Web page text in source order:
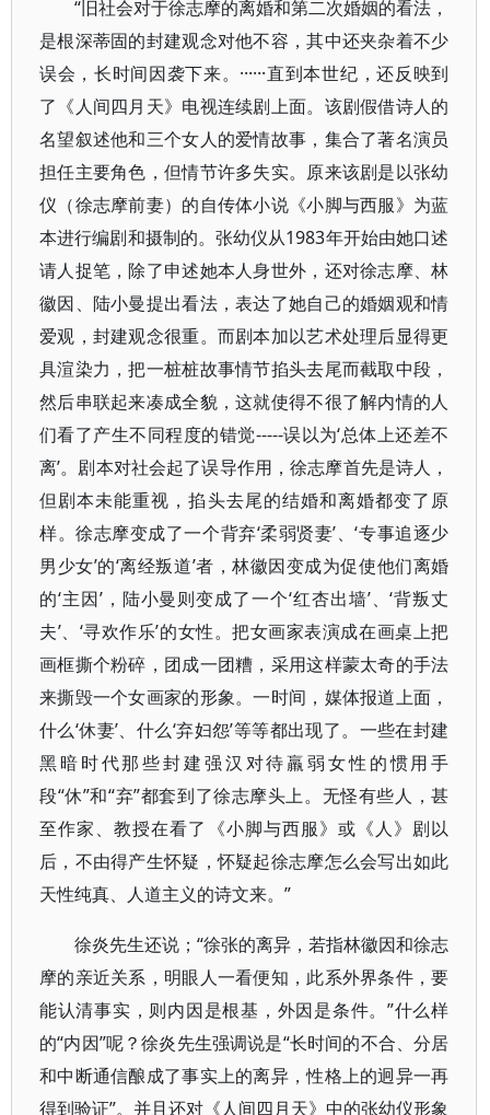
“旧社会对于徐志摩的离婚和第二次婚姻的看法，
是根深蒂固的封建观念对他不容，其中还夹杂着不少
误会，长时间因袭下来。······直到本世纪，还反映到
了《人间四月天》电视连续剧上面。该剧假借诗人的
名望叙述他和三个女人的爱情故事，集合了著名演员
担任主要角色，但情节许多失实。原来该剧是以张幼
仪（徐志摩前妻）的自传体小说《小脚与西服》为蓝
本进行编剧和摄制的。张幼仪从1983年开始由她口述
请人捉笔，除了申述她本人身世外，还对徐志摩、林
徽因、陆小曼提出看法，表达了她自己的婚姻观和情
爱观，封建观念很重。而剧本加以艺术处理后显得更
具渲染力，把一桩桩故事情节掐头去尾而截取中段，
然后串联起来凑成全貌，这就使得不很了解内情的人
们看了产生不同程度的错觉-----误以为‘总体上还差不
离’。剧本对社会起了误导作用，徐志摩首先是诗人，
但剧本未能重视，掐头去尾的结婚和离婚都变了原
样。徐志摩变成了一个背弃‘柔弱贤妻’、‘专事追逐少
男少女’的‘离经叛道’者，林徽因变成为促使他们离婚
的‘主因’，陆小曼则变成了一个‘红杏出墙’、‘背叛丈
夫’、‘寻欢作乐’的女性。把女画家表演成在画桌上把
画框撕个粉碎，团成一团糟，采用这样蒙太奇的手法
来撕毁一个女画家的形象。一时间，媒体报道上面，
什么‘休妻’、什么‘弃妇怨’等等都出现了。一些在封建
黑暗时代那些封建强汉对待羸弱女性的惯用手
段“休”和“弃”都套到了徐志摩头上。无怪有些人，甚
至作家、教授在看了《小脚与西服》或《人》剧以
后，不由得产生怀疑，怀疑起徐志摩怎么会写出如此
天性纯真、人道主义的诗文来。”
徐炎先生还说；“徐张的离异，若指林徽因和徐志
摩的亲近关系，明眼人一看便知，此系外界条件，要
能认清事实，则内因是根基，外因是条件。”什么样
的“内因”呢？徐炎先生强调说是“长时间的不合、分居
和中断通信酿成了事实上的离异，性格上的迥异一再
得到验证”。并且还对《人间四月天》中的张幼仪形象